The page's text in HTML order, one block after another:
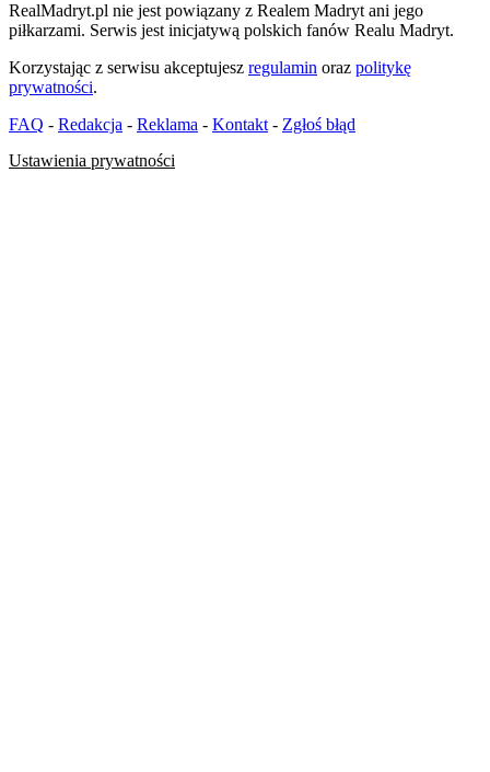
RealMadryt.pl nie jest powiązany z Realem Madryt ani jego
piłkarzami. Serwis jest inicjatywą polskich fanów Realu Madryt.
Korzystając z serwisu akceptujesz regulamin oraz politykę
prywatności.
FAQ - Redakcja - Reklama - Kontakt - Zgłoś błąd
Ustawienia prywatności